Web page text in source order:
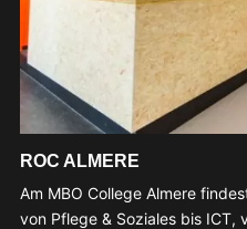
ROC ALMERE
Am MBO College Almere
von Pflege & Soziales bis ICT,